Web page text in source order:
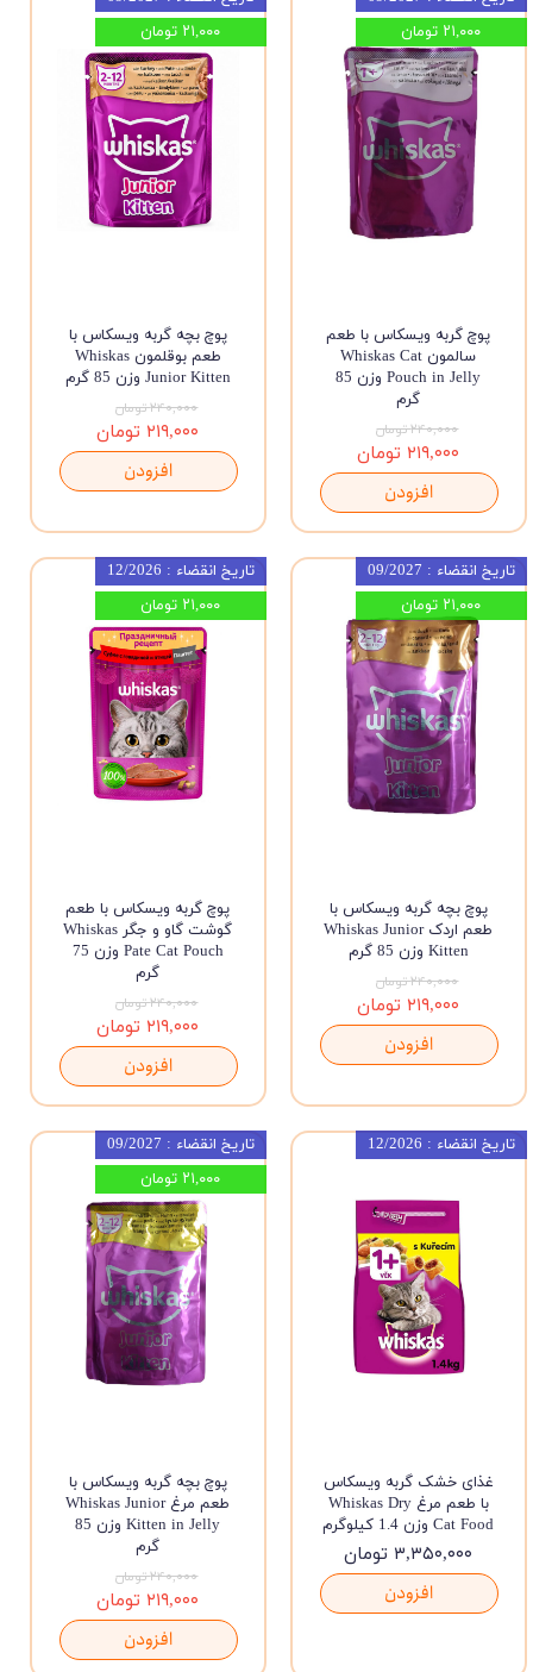
پوچ گربه ویسکاس با طعم
سالمون Whiskas Cat
Pouch in Jelly وزن 85
گرم
۲۴۰,۰۰۰ تومان
۲۱۹,۰۰۰ تومان
افزودن
۲۱,۰۰۰ تومان
پوچ بچه گربه ویسکاس با
طعم بوقلمون Whiskas
Junior Kitten وزن 85 گرم
۲۴۰,۰۰۰ تومان
۲۱۹,۰۰۰ تومان
افزودن
۲۱,۰۰۰ تومان
پوچ بچه گربه ویسکاس با
طعم اردک Whiskas Junior
Kitten وزن 85 گرم
۲۴۰,۰۰۰ تومان
۲۱۹,۰۰۰ تومان
افزودن
تاریخ انقضاء : 09/2027
۲۱,۰۰۰ تومان
پوچ گربه ویسکاس با طعم
گوشت گاو و جگر Whiskas
Pate Cat Pouch وزن 75
گرم
۲۴۰,۰۰۰ تومان
۲۱۹,۰۰۰ تومان
افزودن
تاریخ انقضاء : 12/2026
۲۱,۰۰۰ تومان
غذای خشک گربه ویسکاس
با طعم مرغ Whiskas Dry
Cat Food وزن 1.4 کیلوگرم
۳,۳۵۰,۰۰۰ تومان
افزودن
تاریخ انقضاء : 12/2026
پوچ بچه گربه ویسکاس با
طعم مرغ Whiskas Junior
Kitten in Jelly وزن 85
گرم
۲۴۰,۰۰۰ تومان
۲۱۹,۰۰۰ تومان
افزودن
تاریخ انقضاء : 09/2027
۲۱,۰۰۰ تومان